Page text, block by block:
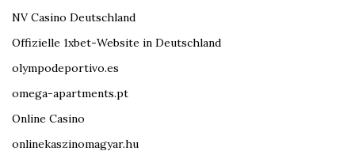
NV Casino Deutschland
Offizielle 1xbet-Website in Deutschland
olympodeportivo.es
omega-apartments.pt
Online Casino
onlinekaszinomagyar.hu